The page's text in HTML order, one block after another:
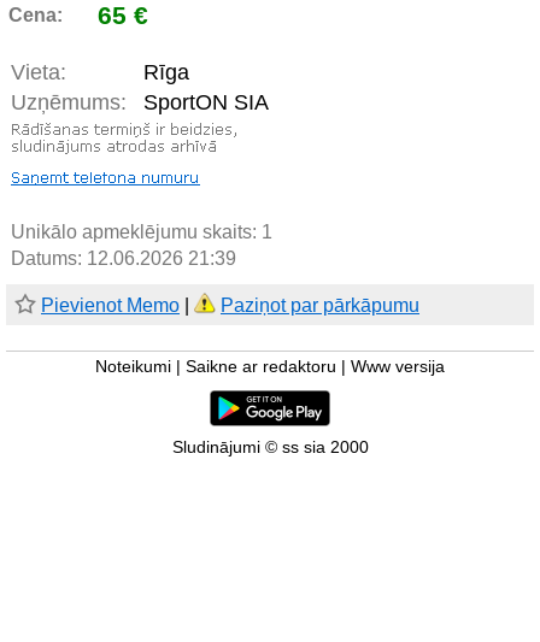
Cena: 65 €
Vieta:
Rīga
Uzņēmums:
SportON SIA
Unikālo apmeklējumu skaits: 1
Datums: 12.06.2026 21:39
Pievienot Memo Paziņot par pārkāpumu
Noteikumi Saikne ar redaktoru Www versija
Sludinājumi © ss sia 2000